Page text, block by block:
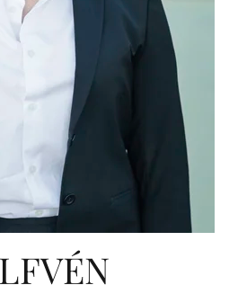
KONTAKT
PRESSKONTAKT
PEER REVIEW-PROCESSEN